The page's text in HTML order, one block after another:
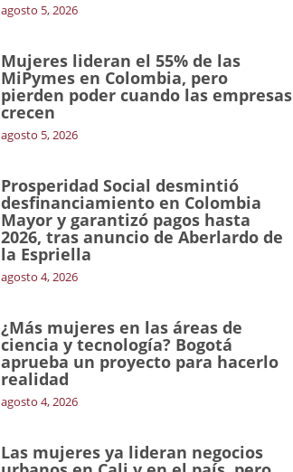
agosto 5, 2026
Mujeres lideran el 55% de las
MiPymes en Colombia, pero
pierden poder cuando las empresas
crecen
agosto 5, 2026
Prosperidad Social desmintió
desfinanciamiento en Colombia
Mayor y garantizó pagos hasta
2026, tras anuncio de Aberlardo de
la Espriella
agosto 4, 2026
¿Más mujeres en las áreas de
ciencia y tecnología? Bogotá
aprueba un proyecto para hacerlo
realidad
agosto 4, 2026
Las mujeres ya lideran negocios